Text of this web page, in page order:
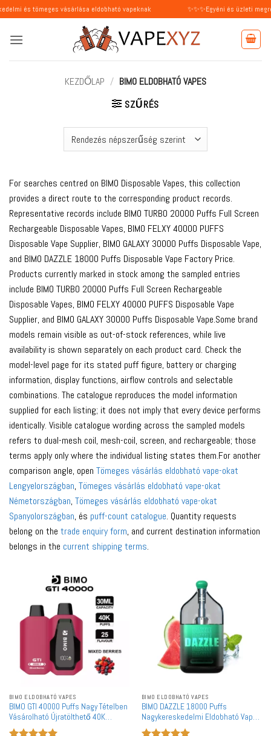
Skip
to
content
vásárlása eldobható vapeknak ✨✨✨Egyéni és üzleti
KEZDŐLAP / BIMO ELDOBHATÓ VAPES
SZŰRÉS
For searches centred on BIMO Disposable Vapes, this collection
provides a direct route to the corresponding product records.
Representative records include BIMO TURBO 20000 Puffs Full Screen
Rechargeable Disposable Vapes, BIMO FELXY 40000 PUFFS
Disposable Vape Supplier, BIMO GALAXY 30000 Puffs Disposable Vape,
and BIMO DAZZLE 18000 Puffs Disposable Vape Factory Price.
Products currently marked in stock among the sampled entries
include BIMO TURBO 20000 Puffs Full Screen Rechargeable
Disposable Vapes, BIMO FELXY 40000 PUFFS Disposable Vape
Supplier, and BIMO GALAXY 30000 Puffs Disposable Vape.Some brand
models remain visible as out-of-stock references, while live
availability is shown separately on each product card. Check the
model-level page for its stated puff figure, battery or charging
information, display functions, airflow controls and selectable
combinations. The catalogue reproduces the model information
supplied for each listing; it does not imply that every device performs
identically. Visible catalogue wording across the sampled models
refers to dual-mesh coil, mesh-coil, screen, and rechargeable; those
terms apply only where the individual listing states them.For another
comparison angle, open Tömeges vásárlás eldobható vape-okat
Lengyelországban, Tömeges vásárlás eldobható vape-okat
Németországban, Tömeges vásárlás eldobható vape-okat
Spanyolországban, és puff-count catalogue. Quantity requests
belong on the trade enquiry form, and current destination information
belongs in the current shipping terms.
BIMO ELDOBHATÓ VAPES
BIMO GTI 40000 Puffs Nagy Tételben
Vásárolható Újratölthető 40K
Eldobható Vape Nagykereskedelem
BIMO ELDOBHATÓ VAPES
BIMO DAZZLE 18000 Puffs
Nagykereskedelmi Eldobható Vape
Gyári Ár